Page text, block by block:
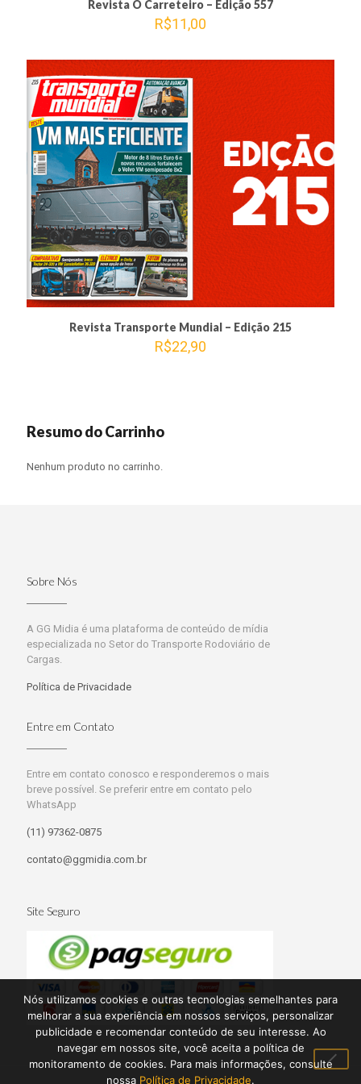
Revista O Carreteiro – Edição 557
R$11,00
Revista Transporte Mundial – Edição 215
R$22,90
Resumo do Carrinho
Nenhum produto no carrinho.
Sobre Nós
A GG Midia é uma plataforma de conteúdo de mídia
especializada no Setor do Transporte Rodoviário de
Cargas.
Política de Privacidade
Entre em Contato
Entre em contato conosco e responderemos o mais
breve possível. Se preferir entre em contato pelo
WhatsApp
(11) 97362-0875
contato@ggmidia.com.br
Site Seguro
Nós utilizamos cookies e outras tecnologias semelhantes para
melhorar a sua experiência em nossos serviços, personalizar
publicidade e recomendar conteúdo de seu interesse. Ao
navegar em nossos site, você aceita a política de
monitoramento de cookies. Para mais informações, consulte
nossa Política de Privacidade.